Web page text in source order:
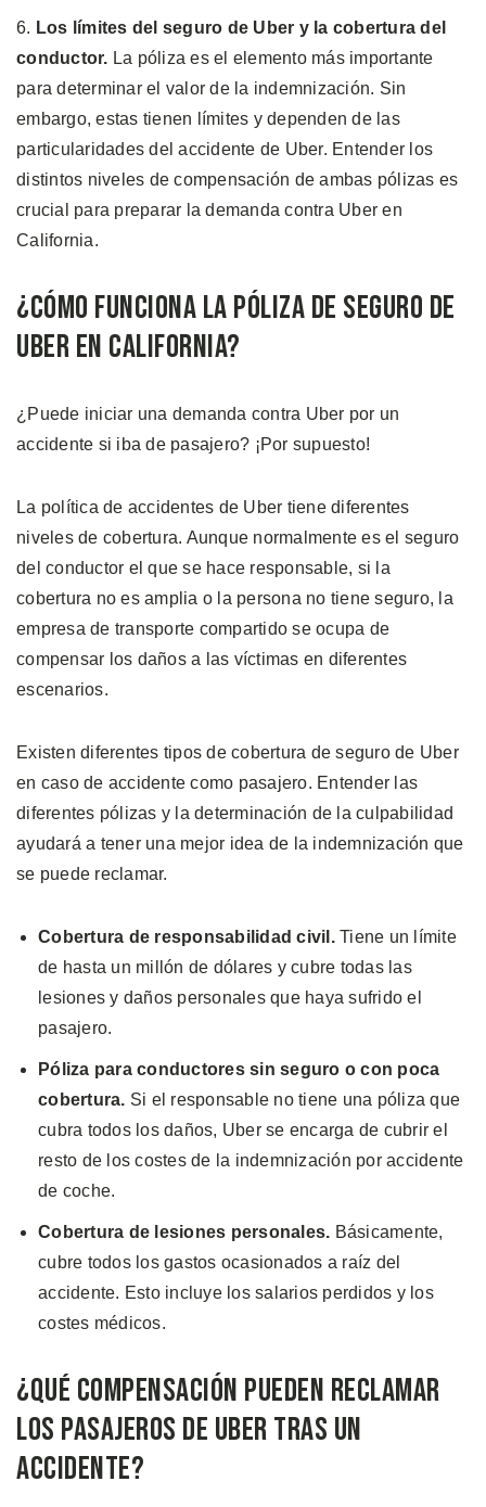
6. Los límites del seguro de Uber y la cobertura del
conductor. La póliza es el elemento más importante
para determinar el valor de la indemnización. Sin
embargo, estas tienen límites y dependen de las
particularidades del accidente de Uber. Entender los
distintos niveles de compensación de ambas pólizas es
crucial para preparar la demanda contra Uber en
California.
¿Cómo Funciona la Póliza de Seguro de
Uber en California?
¿Puede iniciar una demanda contra Uber por un
accidente si iba de pasajero? ¡Por supuesto!
La política de accidentes de Uber tiene diferentes
niveles de cobertura. Aunque normalmente es el seguro
del conductor el que se hace responsable, si la
cobertura no es amplia o la persona no tiene seguro, la
empresa de transporte compartido se ocupa de
compensar los daños a las víctimas en diferentes
escenarios.
Existen diferentes tipos de cobertura de seguro de Uber
en caso de accidente como pasajero. Entender las
diferentes pólizas y la determinación de la culpabilidad
ayudará a tener una mejor idea de la indemnización que
se puede reclamar.
Cobertura de responsabilidad civil.Tiene un límite
de hasta un millón de dólares y cubre todas las
lesiones y daños personales que haya sufrido el
pasajero.
Póliza para conductores sin seguro o con poca
cobertura. Si el responsable no tiene una póliza que
cubra todos los daños, Uber se encarga de cubrir el
resto de los costes de la indemnización por accidente
de coche.
Cobertura de lesiones personales. Básicamente,
cubre todos los gastos ocasionados a raíz del
accidente. Esto incluye los salarios perdidos y los
costes médicos.
¿Qué Compensación Pueden Reclamar
los Pasajeros de Uber Tras un
Accidente?